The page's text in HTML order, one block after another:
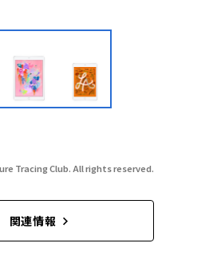
Tracing Club. All rights reserved.
関連情報